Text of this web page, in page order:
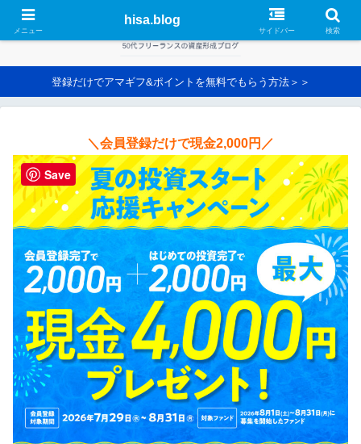
登録だけでアマギフ&ポイントを無料でもらう方法＞＞
＼会員登録だけで現金2,000円／
メニュー
hisa.blog
サイドバー 検索
Save